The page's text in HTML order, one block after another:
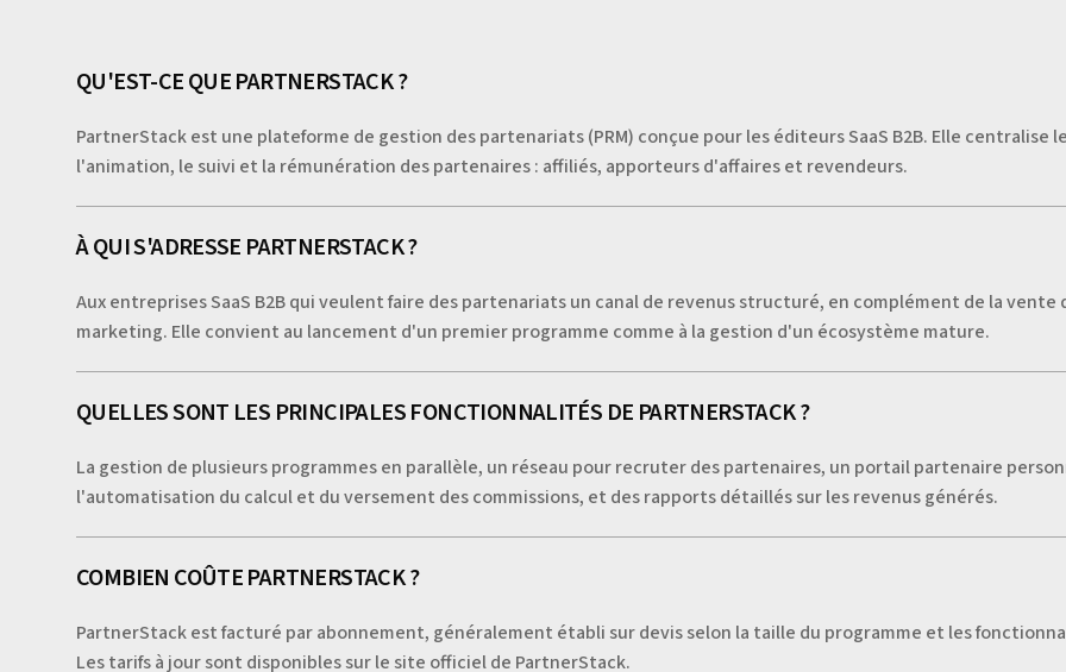
QU'EST-CE QUE PARTNERSTACK ?
PartnerStack est une plateforme de gestion des partenariats (PRM) conçue pour les éditeurs SaaS B2B. Elle centralise
l'animation, le suivi et la rémunération des partenaires : affiliés, apporteurs d'affaires et revendeurs.
À QUI S'ADRESSE PARTNERSTACK ?
Aux entreprises SaaS B2B qui veulent faire des partenariats un canal de revenus structuré, en complément de la
marketing. Elle convient au lancement d'un premier programme comme à la gestion d'un écosystème mature.
QUELLES SONT LES PRINCIPALES FONCTIONNALITÉS DE PARTNERSTACK ?
La gestion de plusieurs programmes en parallèle, un réseau pour recruter des partenaires, un portail partenaire
l'automatisation du calcul et du versement des commissions, et des rapports détaillés sur les revenus générés.
COMBIEN COÛTE PARTNERSTACK ?
PartnerStack est facturé par abonnement, généralement établi sur devis selon la taille du programme et les
Les tarifs à jour sont disponibles sur le site officiel de PartnerStack.